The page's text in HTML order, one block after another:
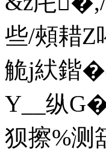
些/頰耤
觤j紎鍇
Y__纵
狈擦%测